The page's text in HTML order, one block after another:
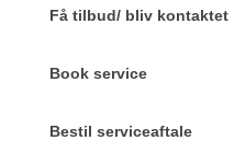
Få tilbud/ bliv kontaktet
Book service
Bestil serviceaftale